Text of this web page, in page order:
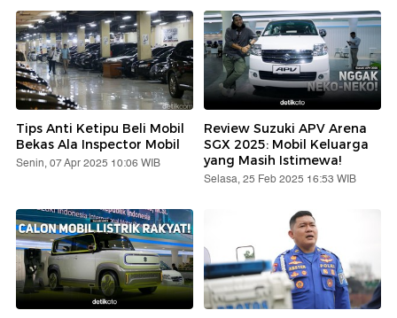
Tips Anti Ketipu Beli Mobil
Bekas Ala Inspector Mobil
Senin, 07 Apr 2025 10:06 WIB
Review Suzuki APV Arena
SGX 2025: Mobil Keluarga
yang Masih Istimewa!
Selasa, 25 Feb 2025 16:53 WIB